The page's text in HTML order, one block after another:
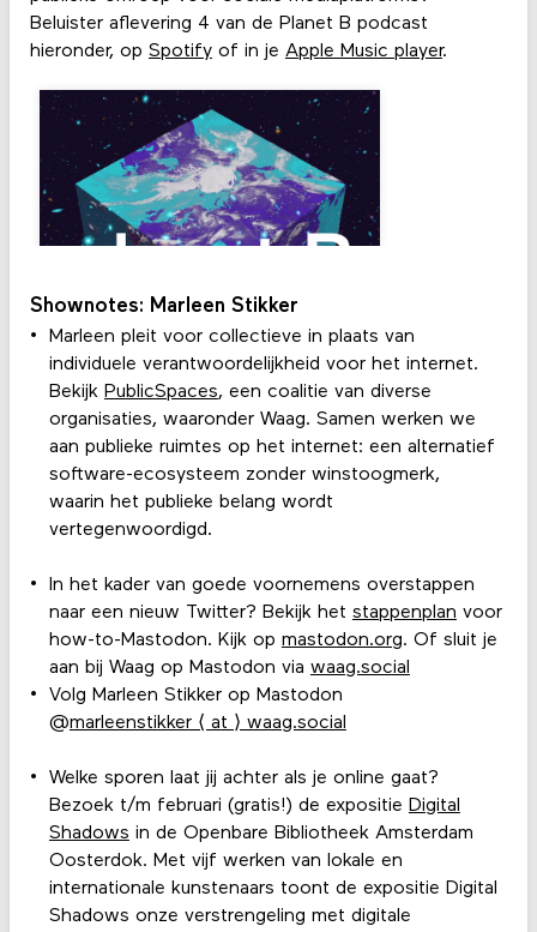
Beluister aflevering 4 van de Planet B podcast
hieronder, op Spotifyof in je Apple Music player.
Shownotes: Marleen Stikker
Marleen pleit voor collectieve in plaats van
individuele verantwoordelijkheid voor het internet.
Bekijk PublicSpaces, een coalitie van diverse
organisaties, waaronder Waag. Samen werken we
aan publieke ruimtes op het internet: een alternatief
software-ecosysteem zonder winstoogmerk,
waarin het publieke belang wordt
vertegenwoordigd.
In het kader van goede voornemens overstappen
naar een nieuw Twitter? Bekijk het stappenplan voor
how-to-Mastodon. Kijk op mastodon.org. Of sluit je
aan bij Waag op Mastodon via waag.social
Volg Marleen Stikker op Mastodon
@marleenstikker ⟨ at ⟩ waag.social
Welke sporen laat jij achter als je online gaat?
Bezoek t/m februari (gratis!) de expositie Digital
Shadows in de Openbare Bibliotheek Amsterdam
Oosterdok. Met vijf werken van lokale en
internationale kunstenaars toont de expositie Digital
Shadows onze verstrengeling met digitale